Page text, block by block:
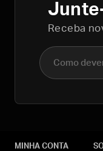
Receba
Nome
MINHA CONTA